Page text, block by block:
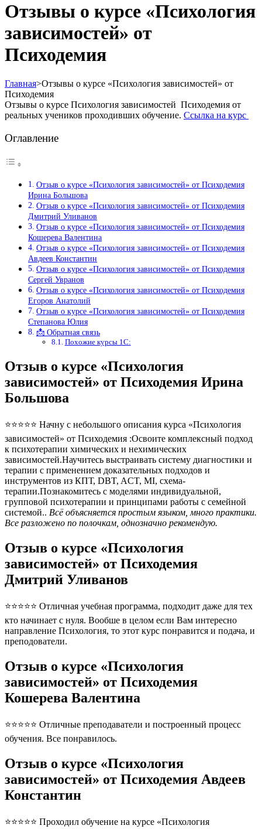
Отзывы о курсе «Психология
зависимостей» от
Психодемия
Главная>Отзывы о курсе «Психология зависимостей» от
Психодемия
Отзывы о курсе Психология зависимостей Психодемия от
реальных учеников проходивших обучение. Ссылка на курс
Оглавление
Отзыв о курсе «Психология зависимостей» от Психодемия
Ирина Большова
Отзыв о курсе «Психология зависимостей» от Психодемия
Дмитрий Уливанов
Отзыв о курсе «Психология зависимостей» от Психодемия
Кошерева Валентина
Отзыв о курсе «Психология зависимостей» от Психодемия
Авдеев Константин
Отзыв о курсе «Психология зависимостей» от Психодемия
Сергей Увранов
Отзыв о курсе «Психология зависимостей» от Психодемия
Егоров Анатолий
Отзыв о курсе «Психология зависимостей» от Психодемия
Степанова Юлия
📩 Обратная связь
Похожие курсы 1С:
Отзыв о курсе «Психология
зависимостей» от Психодемия Ирина
Большова
⭐⭐⭐⭐⭐ Начну с небольшого описания курса «Психология
зависимостей» от Психодемия :Освоите комплексный подход
к психотерапии химических и нехимических
зависимостей.Научитесь выстраивать систему диагностики и
терапии с применением доказательных подходов и
инструментов из КПТ, DBT, ACT, MI, схема-
терапии.Познакомитесь с моделями индивидуальной,
групповой психотерапии и принципами работы с семейной
системой.. Всё объясняется простым языком, много практики.
Все разложено по полочкам, однозначно рекомендую.
Отзыв о курсе «Психология
зависимостей» от Психодемия
Дмитрий Уливанов
⭐⭐⭐⭐⭐ Отличная учебная программа, подходит даже для тех
кто начинает с нуля. Вообше в целом если Вам интересно
направление Психология, то этот курс понравится и подача, и
преподователи.
Отзыв о курсе «Психология
зависимостей» от Психодемия
Кошерева Валентина
⭐⭐⭐⭐⭐ Отличные преподаватели и построенный процесс
обучения. Все понравилось.
Отзыв о курсе «Психология
зависимостей» от Психодемия Авдеев
Константин
⭐⭐⭐⭐⭐ Проходил обучение на курсе «Психология